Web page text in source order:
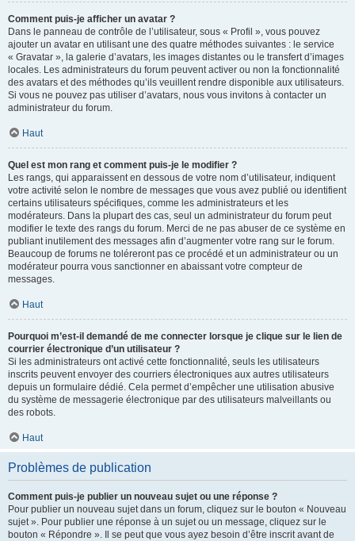
Comment puis-je afficher un avatar ?
Dans le panneau de contrôle de l’utilisateur, sous « Profil », vous pouvez
ajouter un avatar en utilisant une des quatre méthodes suivantes : le service
« Gravatar », la galerie d’avatars, les images distantes ou le transfert d’images
locales. Les administrateurs du forum peuvent activer ou non la fonctionnalité
des avatars et des méthodes qu’ils veuillent rendre disponible aux utilisateurs.
Si vous ne pouvez pas utiliser d’avatars, nous vous invitons à contacter un
administrateur du forum.
Haut
Quel est mon rang et comment puis-je le modifier ?
Les rangs, qui apparaissent en dessous de votre nom d’utilisateur, indiquent
votre activité selon le nombre de messages que vous avez publié ou identifient
certains utilisateurs spécifiques, comme les administrateurs et les
modérateurs. Dans la plupart des cas, seul un administrateur du forum peut
modifier le texte des rangs du forum. Merci de ne pas abuser de ce système en
publiant inutilement des messages afin d’augmenter votre rang sur le forum.
Beaucoup de forums ne toléreront pas ce procédé et un administrateur ou un
modérateur pourra vous sanctionner en abaissant votre compteur de
messages.
Haut
Pourquoi m’est-il demandé de me connecter lorsque je clique sur le lien de
courrier électronique d’un utilisateur ?
Si les administrateurs ont activé cette fonctionnalité, seuls les utilisateurs
inscrits peuvent envoyer des courriers électroniques aux autres utilisateurs
depuis un formulaire dédié. Cela permet d’empêcher une utilisation abusive
du système de messagerie électronique par des utilisateurs malveillants ou
des robots.
Haut
Problèmes de publication
Comment puis-je publier un nouveau sujet ou une réponse ?
Pour publier un nouveau sujet dans un forum, cliquez sur le bouton « Nouveau
sujet ». Pour publier une réponse à un sujet ou un message, cliquez sur le
bouton « Répondre ». Il se peut que vous ayez besoin d’être inscrit avant de